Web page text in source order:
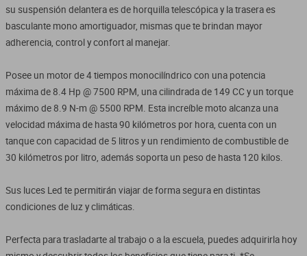
su suspensión delantera es de horquilla telescópica y la trasera es
basculante mono amortiguador, mismas que te brindan mayor
adherencia, control y confort al manejar.
Posee un motor de 4 tiempos monocilíndrico con una potencia
máxima de 8.4 Hp @ 7500 RPM, una cilindrada de 149 CC y un torque
máximo de 8.9 N-m @ 5500 RPM. Esta increíble moto alcanza una
velocidad máxima de hasta 90 kilómetros por hora, cuenta con un
tanque con capacidad de 5 litros y un rendimiento de combustible de
30 kilómetros por litro, además soporta un peso de hasta 120 kilos.
Sus luces Led te permitirán viajar de forma segura en distintas
condiciones de luz y climáticas.
Perfecta para trasladarte al trabajo o a la escuela, puedes adquirirla hoy